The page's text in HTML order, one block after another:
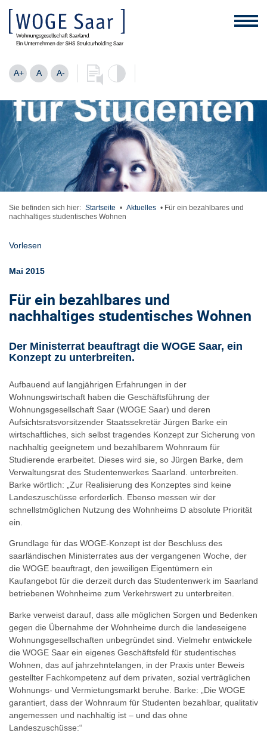
A+ A A-
Sie befinden sich hier: Startseite • Aktuelles • Für ein bezahlbares und
nachhaltiges studentisches Wohnen
Vorlesen
Mai 2015
Für ein bezahlbares und
nachhaltiges studentisches Wohnen
Der Ministerrat beauftragt die WOGE Saar, ein
Konzept zu unterbreiten.
Aufbauend auf langjährigen Erfahrungen in der
Wohnungswirtschaft haben die Geschäftsführung der
Wohnungsgesellschaft Saar (WOGE Saar) und deren
Aufsichtsratsvorsitzender Staatssekretär Jürgen Barke ein
wirtschaftliches, sich selbst tragendes Konzept zur Sicherung von
nachhaltig geeignetem und bezahlbarem Wohnraum für
Studierende erarbeitet. Dieses wird sie, so Jürgen Barke, dem
Verwaltungsrat des Studentenwerkes Saarland. unterbreiten.
Barke wörtlich: „Zur Realisierung des Konzeptes sind keine
Landeszuschüsse erforderlich. Ebenso messen wir der
schnellstmöglichen Nutzung des Wohnheims D absolute Priorität
ein.
Grundlage für das WOGE-Konzept ist der Beschluss des
saarländischen Ministerrates aus der vergangenen Woche, der
die WOGE beauftragt, den jeweiligen Eigentümern ein
Kaufangebot für die derzeit durch das Studentenwerk im Saarland
betriebenen Wohnheime zum Verkehrswert zu unterbreiten.
Barke verweist darauf, dass alle möglichen Sorgen und Bedenken
gegen die Übernahme der Wohnheime durch die landeseigene
Wohnungsgesellschaften unbegründet sind. Vielmehr entwickele
die WOGE Saar ein eigenes Geschäftsfeld für studentisches
Wohnen, das auf jahrzehntelangen, in der Praxis unter Beweis
gestellter Fachkompetenz auf dem privaten, sozial verträglichen
Wohnungs- und Vermietungsmarkt beruhe. Barke: „Die WOGE
garantiert, dass der Wohnraum für Studenten bezahlbar, qualitativ
angemessen und nachhaltig ist – und das ohne
Landeszuschüsse:“